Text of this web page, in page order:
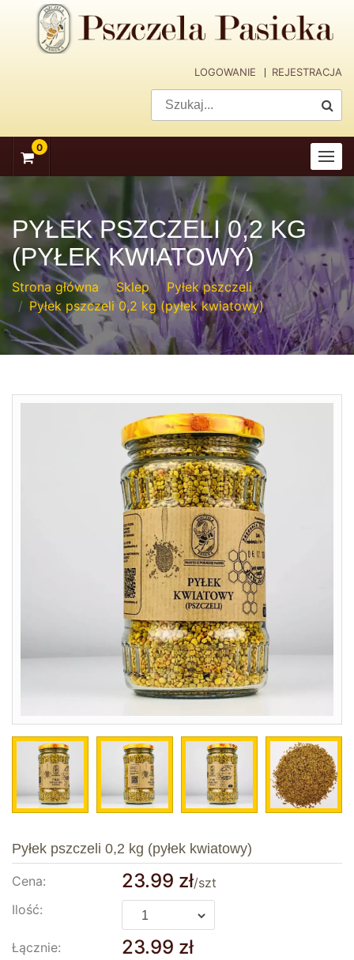
navigation
LOGOWANIE REJESTRACJA
0
PYŁEK PSZCZELI 0,2 KG
(PYŁEK KWIATOWY)
Strona główna Sklep
Pyłek pszczeli
Pyłek pszczeli 0,2 kg (pyłek kwiatowy)
Pyłek pszczeli 0,2 kg (pyłek kwiatowy)
Cena: 23.99 zł/szt
Ilość:
Łącznie: 23.99 zł